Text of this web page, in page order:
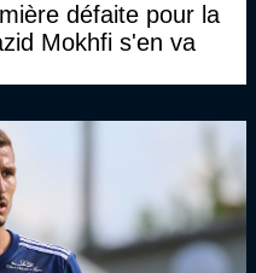
défaite pour la
Mokhfi s'en va